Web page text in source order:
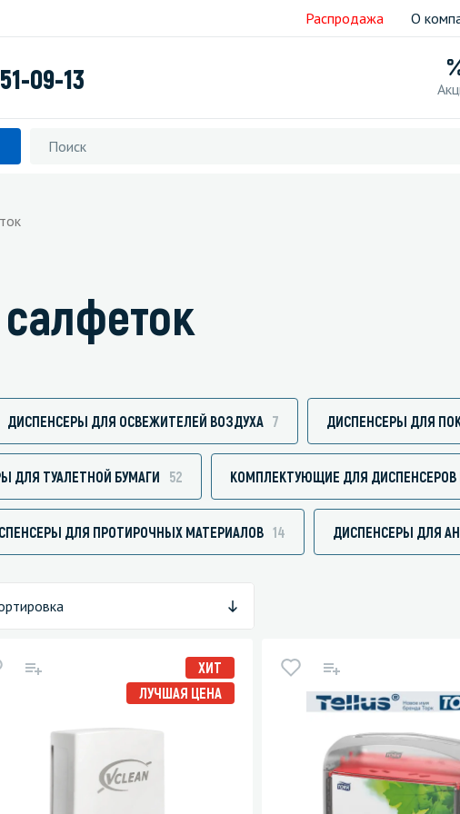
Распродажа О
09-13
чистящие средства
для очистки металлических
Средства для послестроительной уборки
Средства для удаления граффити и
пятноудалители
Средства для очистки ковров и мягкой мебели
Кухня
Средства для дезинфекции
кухни
Средства для посудомоечных
ДИСПЕНСЕРЫ ДЛЯ ОСВЕЖИТЕЛЕЙ ВОЗДУХА 7 ДИСПЕНСЕРЫ ДЛЯ
ДЛЯ ТУАЛЕТНОЙ БУМАГИ 52 КОМПЛЕКТУЮЩИЕ ДЛЯ ДИСПЕНСЕРОВ
ДЛЯ ПРОТИРОЧНЫХ МАТЕРИАЛОВ 14 ДИСПЕНСЕРЫ ДЛЯ
ХИТ
ЛУЧШАЯ ЦЕНА